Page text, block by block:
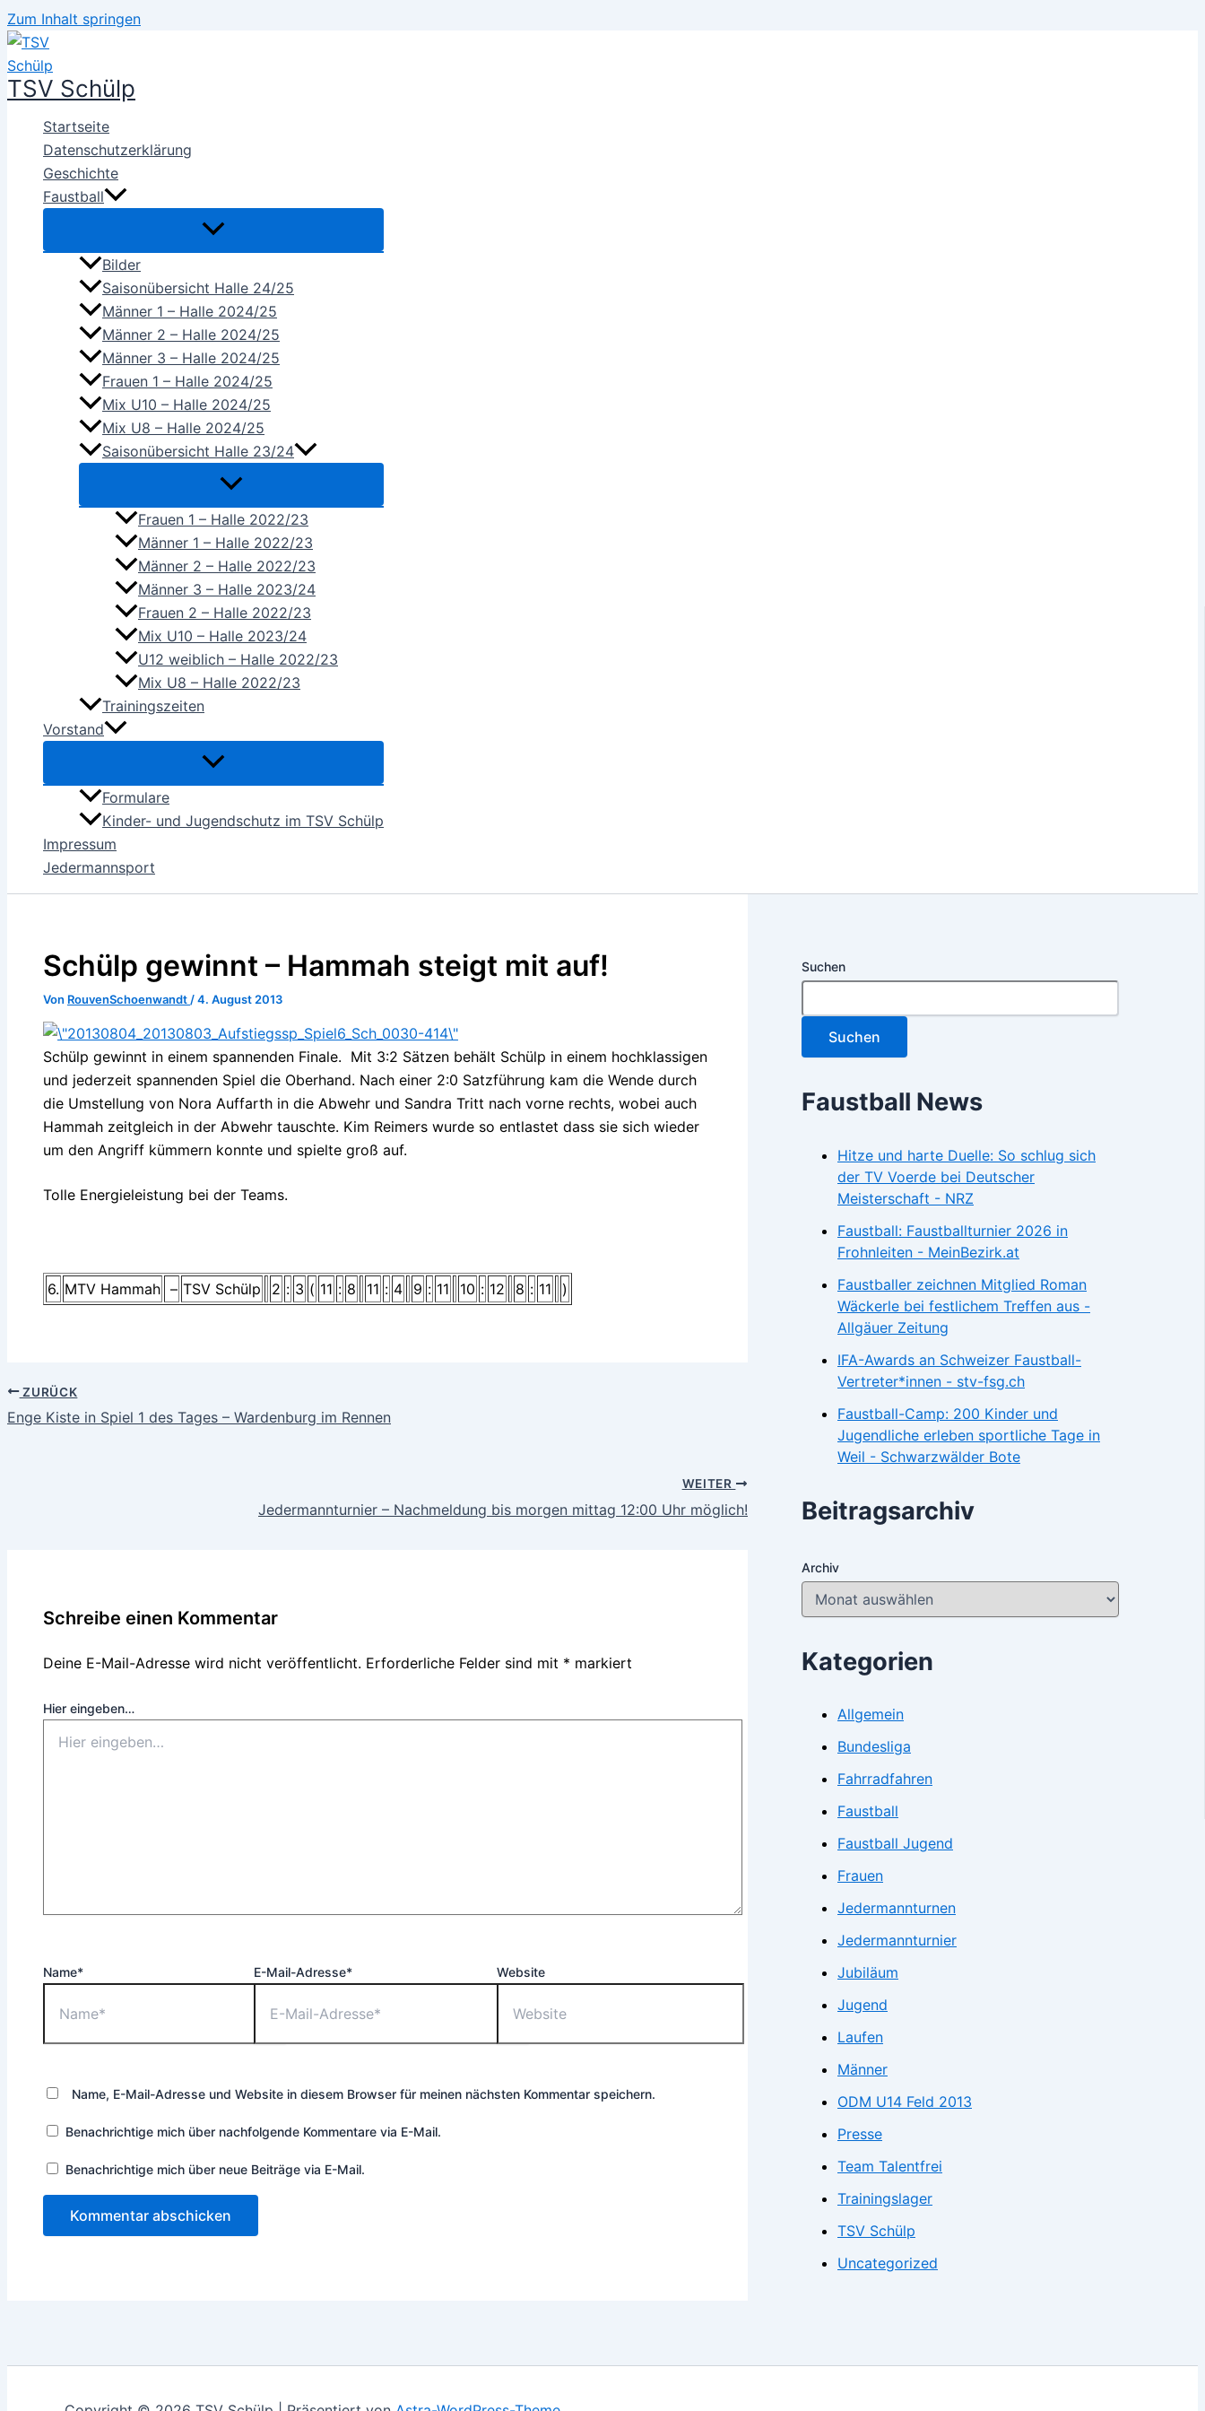
Zum Inhalt springen
TSV Schülp
Startseite
Datenschutzerklärung
Geschichte
Faustball
Bilder
Saisonübersicht Halle 24/25
Männer 1 – Halle 2024/25
Männer 2 – Halle 2024/25
Männer 3 – Halle 2024/25
Frauen 1 – Halle 2024/25
Mix U10 – Halle 2024/25
Mix U8 – Halle 2024/25
Saisonübersicht Halle 23/24
Frauen 1 – Halle 2022/23
Männer 1 – Halle 2022/23
Männer 2 – Halle 2022/23
Männer 3 – Halle 2023/24
Frauen 2 – Halle 2022/23
Mix U10 – Halle 2023/24
U12 weiblich – Halle 2022/23
Mix U8 – Halle 2022/23
Trainingszeiten
Vorstand
Formulare
Kinder- und Jugendschutz im TSV Schülp
Impressum
Jedermannsport
Schülp gewinnt – Hammah steigt mit auf!
Von RouvenSchoenwandt /4. August 2013
Schülp gewinnt in einem spannenden Finale. Mit 3:2 Sätzen behält Schülp in einem hochklassigen
und jederzeit spannenden Spiel die Oberhand. Nach einer 2:0 Satzführung kam die Wende durch
die Umstellung von Nora Auffarth in die Abwehr und Sandra Tritt nach vorne rechts, wobei auch
Hammah zeitgleich in der Abwehr tauschte. Kim Reimers wurde so entlastet dass sie sich wieder
um den Angriff kümmern konnte und spielte groß auf.
Tolle Energieleistung bei der Teams.
6. MTV Hammah – TSV Schülp 2 : 3 ( 11 : 8 11 : 4 9 : 11 10 : 12 8 : 11 )
ZURÜCK
Enge Kiste in Spiel 1 des Tages – Wardenburg im Rennen
WEITER
Jedermannturnier – Nachmeldung bis morgen mittag 12:00 Uhr möglich!
Schreibe einen Kommentar
Deine E-Mail-Adresse wird nicht veröffentlicht. Erforderliche Felder sind mit * markiert
Hier eingeben…
Name* E-Mail-Adresse* Website
Name, E-Mail-Adresse und Website in diesem Browser für meinen nächsten Kommentar speichern.
Benachrichtige mich über nachfolgende Kommentare via E-Mail.
Benachrichtige mich über neue Beiträge via E-Mail.
Suchen
Suchen
Faustball News
Hitze und harte Duelle: So schlug sich
der TV Voerde bei Deutscher
Meisterschaft - NRZ
Faustball: Faustballturnier 2026 in
Frohnleiten - MeinBezirk.at
Faustballer zeichnen Mitglied Roman
Wäckerle bei festlichem Treffen aus -
Allgäuer Zeitung
IFA-Awards an Schweizer Faustball-
Vertreter*innen - stv-fsg.ch
Faustball-Camp: 200 Kinder und
Jugendliche erleben sportliche Tage in
Weil - Schwarzwälder Bote
Beitragsarchiv
Archiv
Kategorien
Allgemein
Bundesliga
Fahrradfahren
Faustball
Faustball Jugend
Frauen
Jedermannturnen
Jedermannturnier
Jubiläum
Jugend
Laufen
Männer
ODM U14 Feld 2013
Presse
Team Talentfrei
Trainingslager
TSV Schülp
Uncategorized